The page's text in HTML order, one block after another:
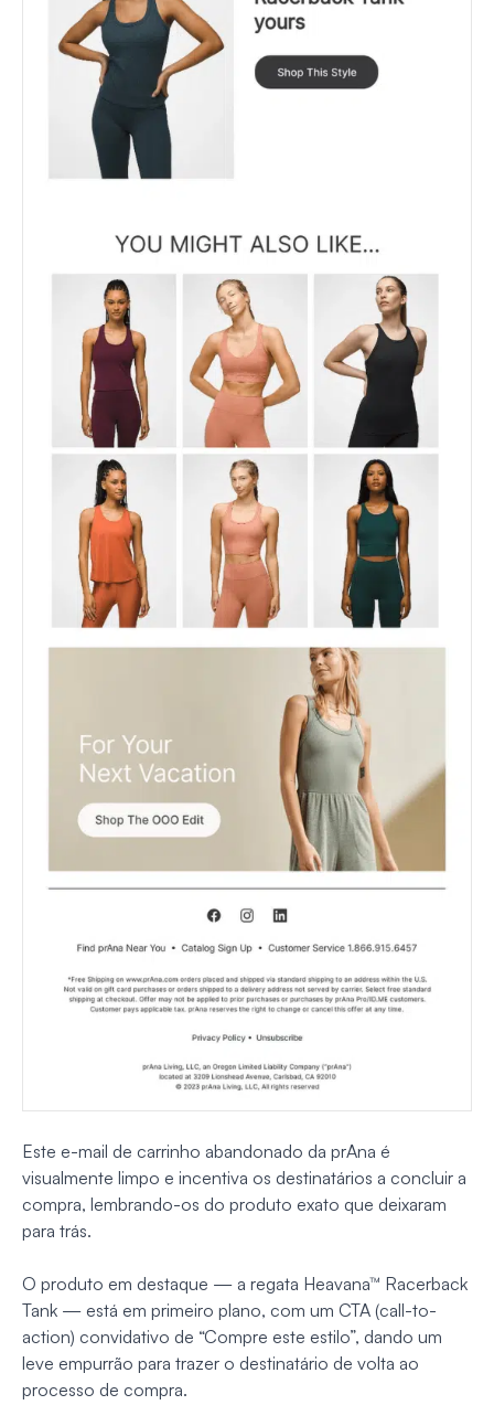
Este e-mail de carrinho abandonado da prAna é
visualmente limpo e incentiva os destinatários a concluir a
compra, lembrando-os do produto exato que deixaram
para trás.
O produto em destaque — a regata Heavana™ Racerback
Tank — está em primeiro plano, com um CTA (call-to-
action) convidativo de “Compre este estilo”, dando um
leve empurrão para trazer o destinatário de volta ao
processo de compra.